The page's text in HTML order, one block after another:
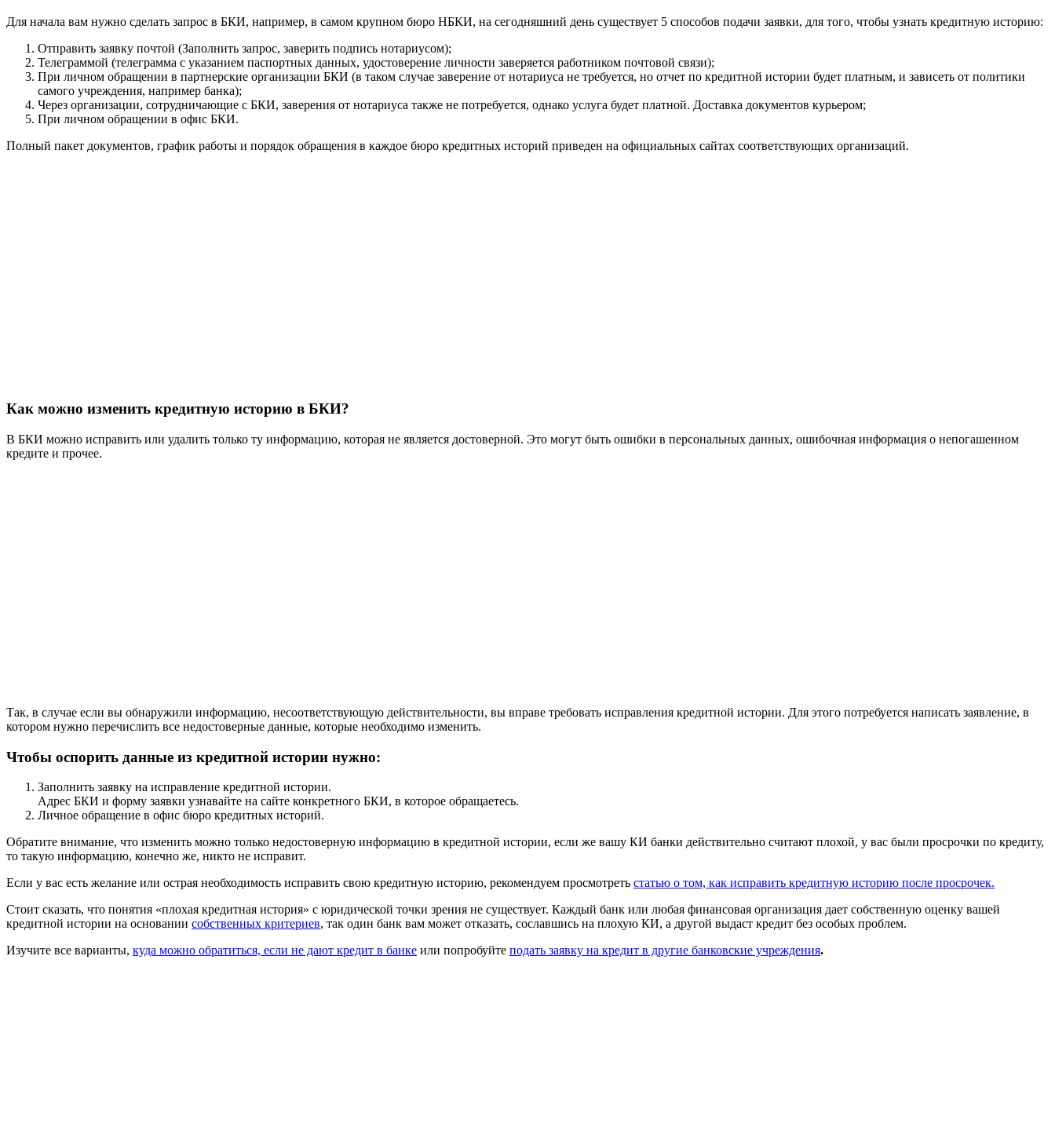
Для начала вам нужно сделать запрос в БКИ, например, в самом крупном бюро НБКИ, на сегодняшний день существует 5 способов подачи заявки, для того, чтобы узнать кредитную историю:
Отправить заявку почтой (Заполнить запрос, заверить подпись нотариусом);
Телеграммой (телеграмма с указанием паспортных данных, удостоверение личности заверяется работником почтовой связи);
При личном обращении в партнерские организации БКИ (в таком случае заверение от нотариуса не требуется, но отчет по кредитной истории будет платным, и зависеть от политики
самого учреждения, например банка);
Через организации, сотрудничающие с БКИ, заверения от нотариуса также не потребуется, однако услуга будет платной. Доставка документов курьером;
При личном обращении в офис БКИ.
Полный пакет документов, график работы и порядок обращения в каждое бюро кредитных историй приведен на официальных сайтах соответствующих организаций.
Как можно изменить кредитную историю в БКИ?
В БКИ можно исправить или удалить только ту информацию, которая не является достоверной. Это могут быть ошибки в персональных данных, ошибочная информация о непогашенном
кредите и прочее.
Так, в случае если вы обнаружили информацию, несоответствующую действительности, вы вправе требовать исправления кредитной истории. Для этого потребуется написать заявление, в
котором нужно перечислить все недостоверные данные, которые необходимо изменить.
Чтобы оспорить данные из кредитной истории нужно:
Заполнить заявку на исправление кредитной истории.
Адрес БКИ и форму заявки узнавайте на сайте конкретного БКИ, в которое обращаетесь.
Личное обращение в офис бюро кредитных историй.
Обратите внимание, что изменить можно только недостоверную информацию в кредитной истории, если же вашу КИ банки действительно считают плохой, у вас были просрочки по кредиту,
то такую информацию, конечно же, никто не исправит.
Если у вас есть желание или острая необходимость исправить свою кредитную историю, рекомендуем просмотреть статью о том, как исправить кредитную историю после просрочек.
Стоит сказать, что понятия «плохая кредитная история» с юридической точки зрения не существует. Каждый банк или любая финансовая организация дает собственную оценку вашей
кредитной истории на основании собственных критериев, так один банк вам может отказать, сославшись на плохую КИ, а другой выдаст кредит без особых проблем.
Изучите все варианты, куда можно обратиться, если не дают кредит в банке или попробуйте подать заявку на кредит в другие банковские учреждения.